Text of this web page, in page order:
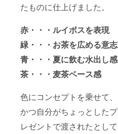
たものに仕上げました。
赤・・・ルイボスを表現
緑・・・お茶を広める意志
青・・・夏に飲む水出し感
茶・・・麦茶ベース感
色にコンセプトを乗せて、
かつ自分がちょっとしたプ
レゼントで渡されたとして